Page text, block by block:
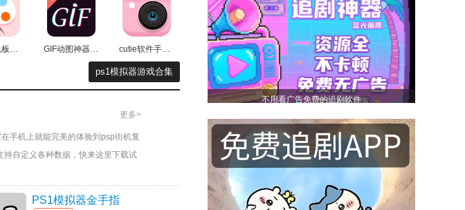
对游戏手柄的按键映射进行设置。
绘画填色板安卓版 GIF动图神器最新版 cutie软件手机最新版
ps1模拟器游戏合集
更多>
手机上就能完美的体验到psp街机复
自定义各种数据，快来这里下载试
PS1模拟器金手指
不用看广告免费的追剧软件